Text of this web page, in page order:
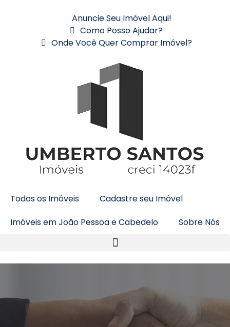
Anuncie Seu Imóvel Aqui!
Como Posso Ajudar?
Onde Você Quer Comprar Imóvel?
Todos os Imóveis
Cadastre seu Imóvel
Imóveis em João Pessoa e Cabedelo
Sobre Nós